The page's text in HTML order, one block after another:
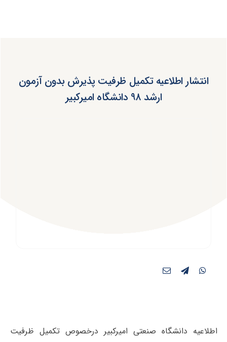
انتشار اطلاعیه تکمیل ظرفیت پذیرش بدون آزمون
ارشد ۹۸ دانشگاه امیرکبیر
اطلاعیه دانشگاه صنعتی امیرکبیر درخصوص تکمیل ظرفیت